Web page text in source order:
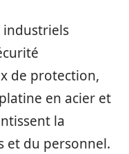
industriels
de protection,
en acier et
la
et du personnel.